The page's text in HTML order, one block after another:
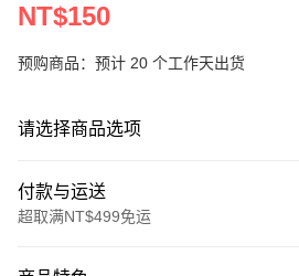
NT$150
预购商品：预计 20 个工作天出货
请选择商品选项
付款与运送
超取满NT$499免运